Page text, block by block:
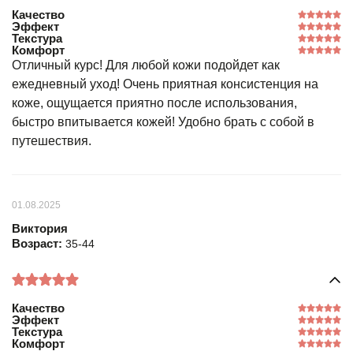
Качество
Эффект
Текстура
Комфорт
Отличный курс! Для любой кожи подойдет как
ежедневный уход! Очень приятная консистенция на
коже, ощущается приятно после использования,
быстро впитывается кожей! Удобно брать с собой в
путешествия.
01.08.2025
Виктория
Возраст: 35-44
Качество
Эффект
Текстура
Комфорт